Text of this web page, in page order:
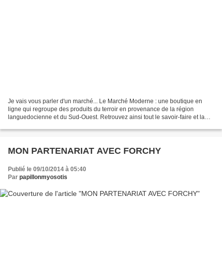
Je vais vous parler d'un marché... Le Marché Moderne : une boutique en
ligne qui regroupe des produits du terroir en provenance de la région
languedocienne et du Sud-Ouest. Retrouvez ainsi tout le savoir-faire et la
MON PARTENARIAT AVEC FORCHY
Publié le 09/10/2014 à 05:40
Par papillonmyosotis